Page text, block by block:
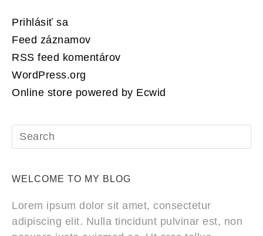
Prihlásiť sa
Feed záznamov
RSS feed komentárov
WordPress.org
Online store powered by Ecwid
WELCOME TO MY BLOG
Lorem ipsum dolor sit amet, consectetur
adipiscing elit. Nulla tincidunt pulvinar est, non